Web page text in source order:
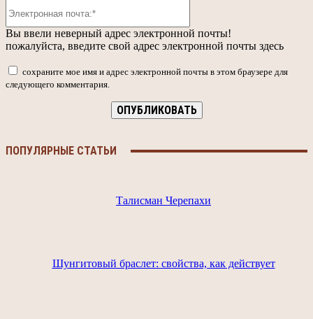
Вы ввели неверный адрес электронной почты!
пожалуйста, введите свой адрес электронной почты здесь
сохраните мое имя и адрес электронной почты в этом браузере для
следующего комментария.
ПОПУЛЯРНЫЕ СТАТЬИ
Талисман Черепахи
Шунгитовый браслет: свойства, как действует